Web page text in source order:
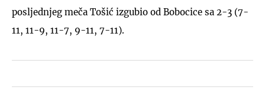
posljednjeg meča Tošić izgubio od Bobocice sa 2-3 (7-
11, 11-9, 11-7, 9-11, 7-11).